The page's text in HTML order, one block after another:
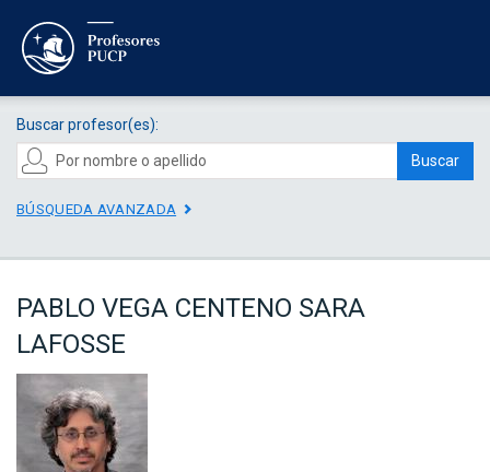
Buscar profesor(es):
Buscar
BÚSQUEDA AVANZADA
PABLO VEGA CENTENO SARA
LAFOSSE